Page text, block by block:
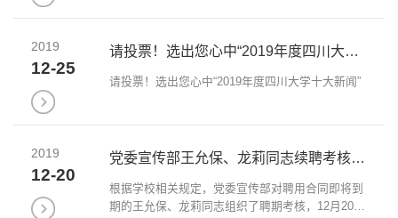
2019
12-25
请投票！选出您心中“2019年度四川大学十大新闻”
请投票！选出您心中“2019年度四川大学十大新闻”
2019
12-20
党委宣传部王允保、龙莉同志续聘考核结果公示
根据学校相关规定，党委宣传部对聘用合同即将到
期的王允保、龙莉同志组织了聘期考核，12月20日